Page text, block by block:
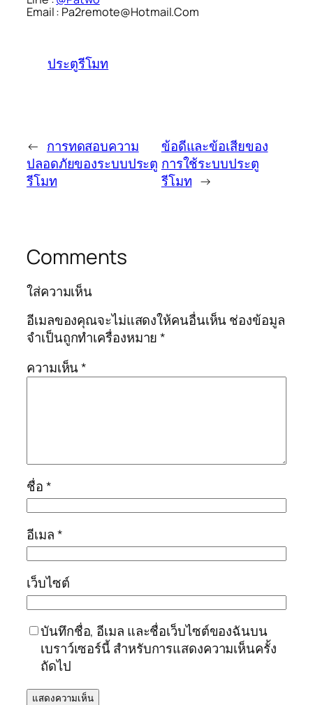
Email : Pa2remote@Hotmail.Com
ประตูรีโมท
← การทดสอบความ
ปลอดภัยของระบบประตู
รีโมท
ข้อดีและข้อเสียของ
การใช้ระบบประตู
รีโมท →
Comments
ใส่ความเห็น
อีเมลของคุณจะไม่แสดงให้คนอื่นเห็นช่องข้อมูล
จำเป็นถูกทำเครื่องหมาย*
ความเห็น*
ชื่อ*
อีเมล*
เว็บไซต์
บันทึกชื่อ, อีเมล และชื่อเว็บไซต์ของฉันบน
เบราว์เซอร์นี้ สำหรับการแสดงความเห็นครั้ง
ถัดไป